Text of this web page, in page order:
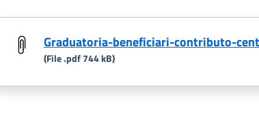
Graduatoria-beneficiari-contributo-
(File .pdf 744 kB)